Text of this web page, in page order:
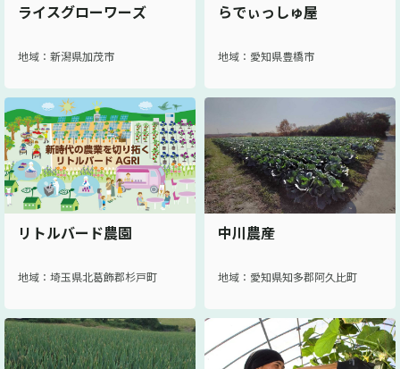
ライスグローワーズ
地域：新潟県加茂市
らでぃっしゅ屋
地域：愛知県豊橋市
リトルバード農園
地域：埼玉県北葛飾郡杉戸町
中川農産
地域：愛知県知多郡阿久比町